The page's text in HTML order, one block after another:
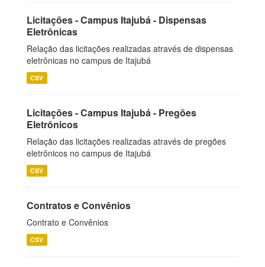
Licitações - Campus Itajubá - Dispensas
Eletrônicas
Relação das licitações realizadas através de dispensas
eletrônicas no campus de Itajubá
CSV
Licitações - Campus Itajubá - Pregões
Eletrônicos
Relação das licitações realizadas através de pregões
eletrônicos no campus de Itajubá
CSV
Contratos e Convênios
Contrato e Convênios
CSV